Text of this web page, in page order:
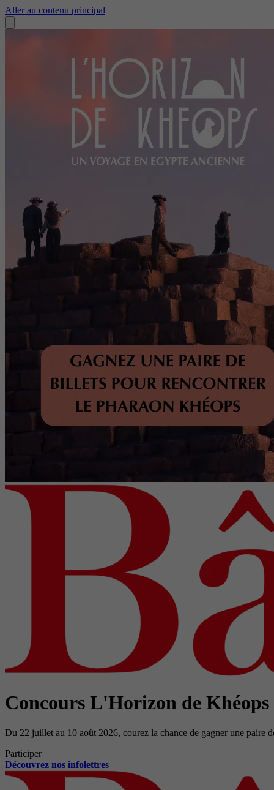
Aller au contenu principal
Concours L'Horizon de Khéops
Du 22 juillet au 10 août 2026, courez la chance de gagner une
Participer
Découvrez nos infolettres